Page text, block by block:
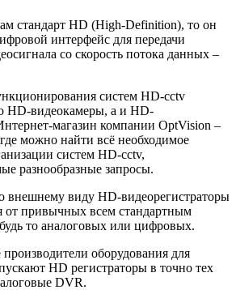
стандарт HD (High-Definition), то он
интерфейс для передачи
со скорость потока данных –
систем HD-cctv
HD-видеокамеры, а и HD-
магазин компании OptVision –
можно найти всё необходимое
систем HD-cctv,
разнообразные запросы.
внешнему виду HD-видеорегистраторы
от привычных всем стандартным
то аналоговых или цифровых.
оборудования для
HD регистраторы в точно тех
DVR.